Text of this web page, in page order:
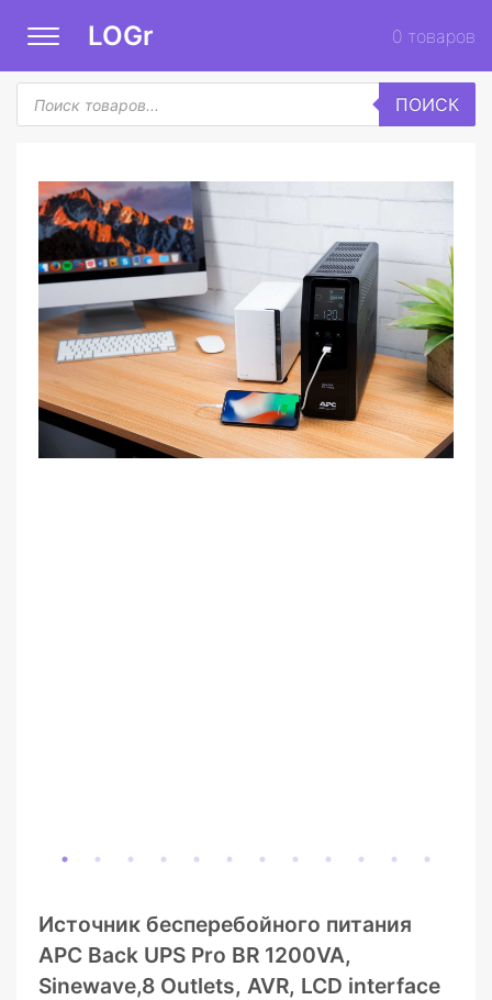
LOGr 0 товаров
Поиск
товаров
ПОИСК
Источник бесперебойного питания
APC Back UPS Pro BR 1200VA,
Sinewave,8 Outlets, AVR, LCD interface